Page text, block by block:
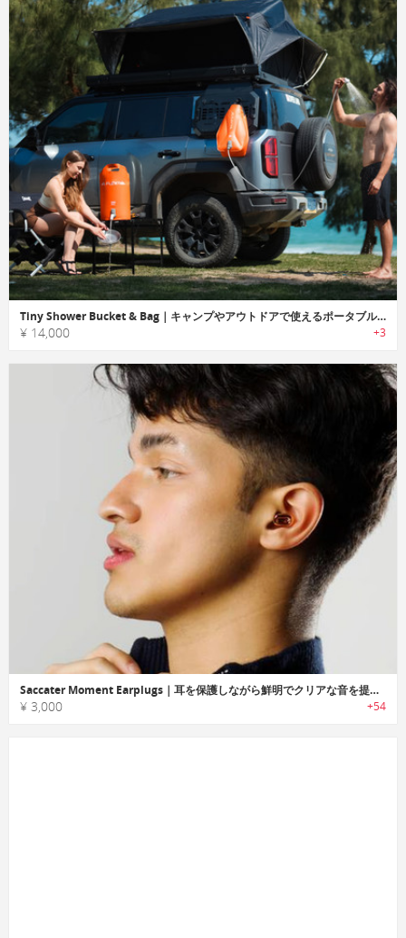
Tiny Shower Bucket & Bag｜キャンプやアウトドアで使えるポータブルシャワーステーション
¥ 14,000 +3
Saccater Moment Earplugs｜耳を保護しながら鮮明でクリアな音を提供するイヤープラグ
¥ 3,000 +54